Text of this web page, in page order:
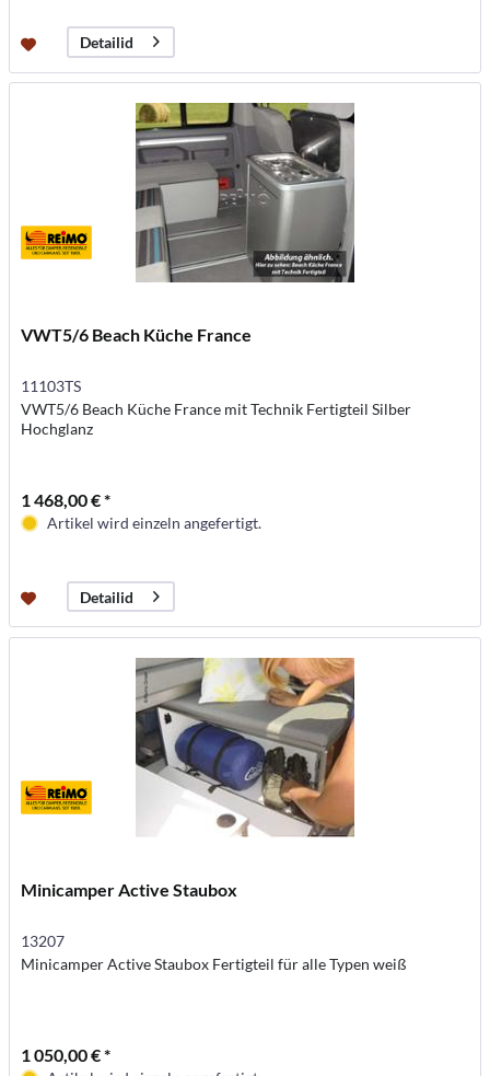
Detailid
VWT5/6 Beach Küche France
11103TS
VWT5/6 Beach Küche France mit Technik Fertigteil Silber
Hochglanz
1 468,00 € *
Artikel wird einzeln angefertigt.
Detailid
Minicamper Active Staubox
13207
Minicamper Active Staubox Fertigteil für alle Typen weiß
1 050,00 € *